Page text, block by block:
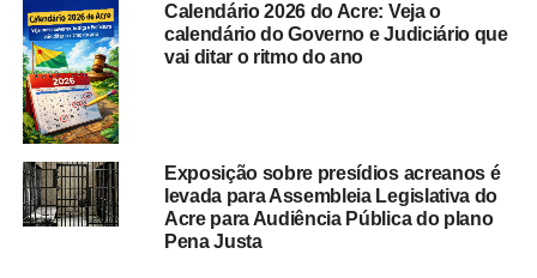
Calendário 2026 do Acre: Veja o
calendário do Governo e Judiciário que
vai ditar o ritmo do ano
Exposição sobre presídios acreanos é
levada para Assembleia Legislativa do
Acre para Audiência Pública do plano
Pena Justa